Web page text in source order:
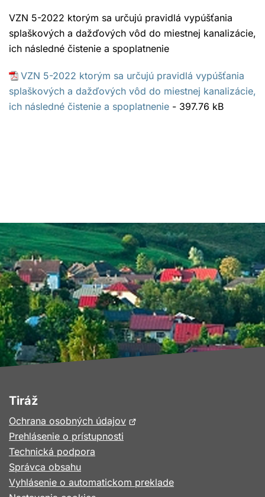
VZN 5-2022 ktorým sa určujú pravidlá vypúšťania
splaškových a dažďových vôd do miestnej kanalizácie,
ich následné čistenie a spoplatnenie
VZN 5-2022 ktorým sa určujú pravidlá vypúšťania
splaškových a dažďových vôd do miestnej kanalizácie,
ich následné čistenie a spoplatnenie - 397.76 kB
Tiráž
Ochrana osobných údajovOtvorí
okne
Prehlásenie o prístupnosti
Technická podpora
Správca obsahu
Vyhlásenie o automatickom preklade